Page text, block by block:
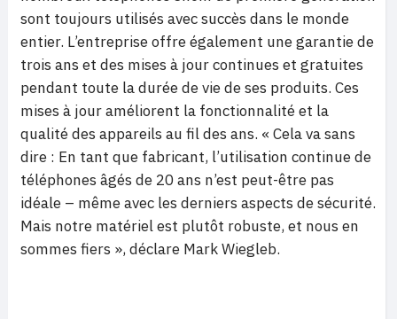
sont toujours utilisés avec succès dans le monde
entier. L’entreprise offre également une garantie de
trois ans et des mises à jour continues et gratuites
pendant toute la durée de vie de ses produits. Ces
mises à jour améliorent la fonctionnalité et la
qualité des appareils au fil des ans. « Cela va sans
dire : En tant que fabricant, l’utilisation continue de
téléphones âgés de 20 ans n’est peut-être pas
idéale – même avec les derniers aspects de sécurité.
Mais notre matériel est plutôt robuste, et nous en
sommes fiers », déclare Mark Wiegleb.